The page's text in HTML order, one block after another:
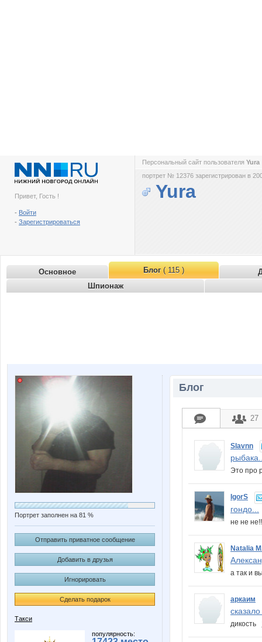
Привет, Гость !
- Войти
- Зарегистрироваться
Персональный сайт пользователя Yura
портрет № 12376 зарегистрирован в
Yura
Основное Блог( 115 )
Шпионаж
Портрет заполнен на 81 %
Отправить приватное сообщение
Добавить в друзья
Игнорировать
Сделать подарок
Такси
популярность:
Блог
27
Slavnn
Это про
IgorS
гондо...
не не
Natalia
а так и
аркаим
дикость